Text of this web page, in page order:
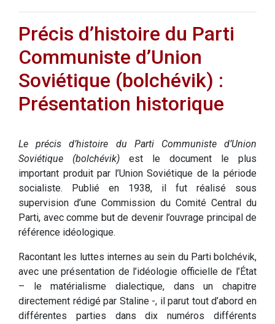
Précis d’histoire du Parti
Communiste d’Union
Soviétique (bolchévik) :
Présentation historique
Le précis d’histoire du Parti Communiste d’Union
Soviétique (bolchévik) est le document le plus
important produit par l’Union Soviétique de la période
socialiste. Publié en 1938, il fut réalisé sous
supervision d’une Commission du Comité Central du
Parti, avec comme but de devenir l’ouvrage principal de
référence idéologique.
Racontant les luttes internes au sein du Parti bolchévik,
avec une présentation de l’idéologie officielle de l’État
– le matérialisme dialectique, dans un chapitre
directement rédigé par Staline -, il parut tout d’abord en
différentes parties dans dix numéros différents